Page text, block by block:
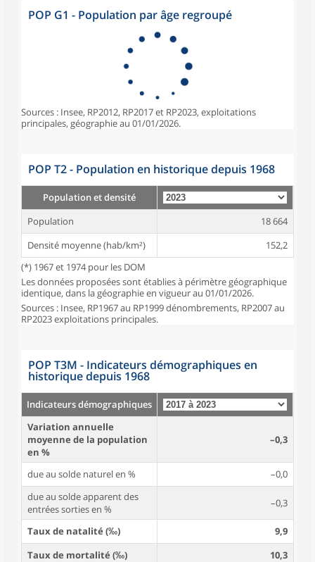
POP G1 - Population par âge regroupé
Sources : Insee, RP2012, RP2017 et RP2023, exploitations
principales, géographie au 01/01/2026.
POP T2 - Population en historique depuis 1968
Population et densité
Population
18 664
Densité moyenne (hab/km²)
152,2
(*) 1967 et 1974 pour les DOM
Les données proposées sont établies à périmètre géographique
identique, dans la géographie en vigueur au 01/01/2026.
Sources : Insee, RP1967 au RP1999 dénombrements, RP2007 au
RP2023 exploitations principales.
POP T3M - Indicateurs démographiques en
historique depuis 1968
Indicateurs démographiques
Variation annuelle
moyenne de la population
en %
–0,3
due au solde naturel en %
–0,0
due au solde apparent des
entrées sorties en %
–0,3
Taux de natalité (‰)
9,9
Taux de mortalité (‰)
10,3